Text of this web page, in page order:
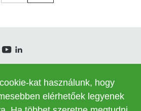
Kft. | Minden jog fenntartva
kat használunk, hogy
elérhetőek legyenek